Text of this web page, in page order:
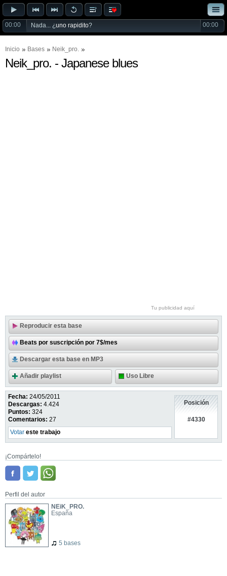
00:00 Nada... ¿uno rapidito? 00:00
Inicio Bases Neik_pro.
Neik_pro. - Japanese blues
Tu publicidad aquí
Reproducir esta base
Beats por suscripción por 7$/mes
Descargar esta base en MP3
Añadir playlist Uso Libre
Fecha: 24/05/2011
Descargas: 4.424
Puntos: 324
Comentarios: 27
Votar este trabajo
Posición
#4330
¡Compártelo!
Perfil del autor
NEiK_PRO.
España
5 bases